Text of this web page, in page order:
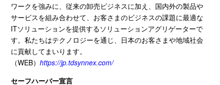
ワークを強みに、従来の卸売ビジネスに加え、国内外の製品や
サービスを組み合わせて、お客さまのビジネスの課題に最適な
ITソリューションを提供するソリューションアグリゲーターで
す。私たちはテクノロジーを通じ、日本のお客さまや地域社会
に貢献してまいります。
（WEB）https://jp.tdsynnex.com/
セーフハーバー宣言